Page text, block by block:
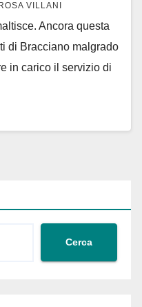
VILLANI
Ancora questa
di Bracciano malgrado
in carico il servizio di
Cerca